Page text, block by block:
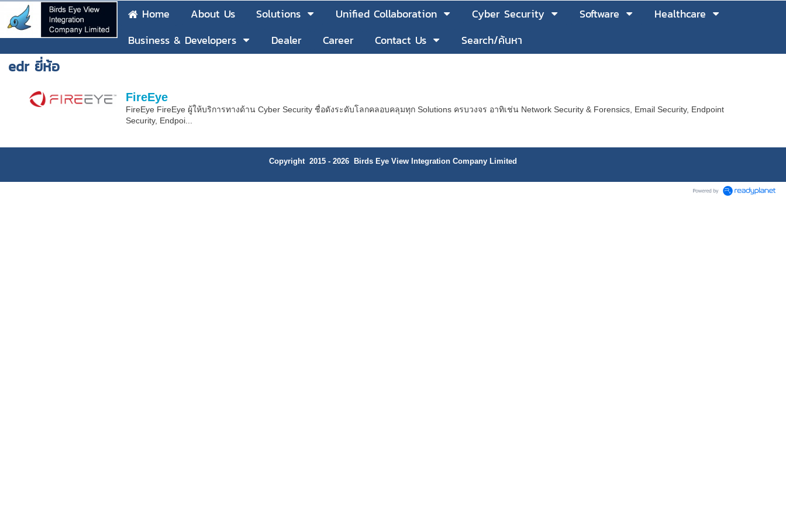
Home About Us Solutions Unified Collaboration Cyber Security Software
Healthcare
Business & Developers
Dealer Career Contact Us Search/ค้นหา
edr ยี่ห้อ
FireEye
FireEye FireEye ผู้ให้บริการทางด้าน Cyber Security ชื่อดังระดับโลกคลอบคลุมทุก Solutions ครบวงจร อาทิเช่น Network Security & Forensics, Email Security, Endpoint
Security, Endpoi...
Copyright 2015 - 2026 Birds Eye View Integration Company Limited